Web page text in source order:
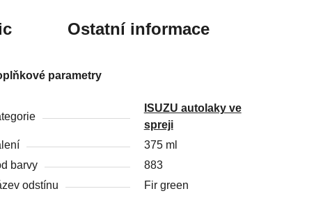
Ostatní informace
parametry
ISUZU autolaky ve
spreji
375 ml
barvy
883
odstínu
Fir green